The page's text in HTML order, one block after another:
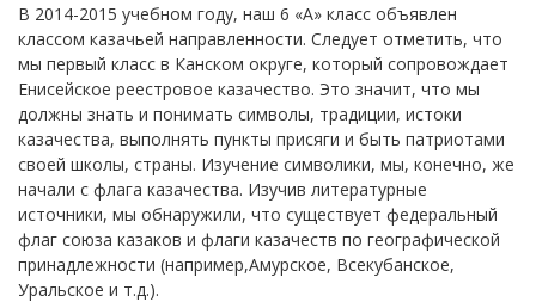
В 2014-2015 учебном году, наш 6 «А» класс объявлен
классом казачьей направленности. Следует отметить, что
мы первый класс в Канском округе, который сопровождает
Енисейское реестровое казачество. Это значит, что мы
должны знать и понимать символы, традиции, истоки
казачества, выполнять пункты присяги и быть патриотами
своей школы, страны. Изучение символики, мы, конечно, же
начали с флага казачества. Изучив литературные
источники, мы обнаружили, что существует федеральный
флаг союза казаков и флаги казачеств по географической
принадлежности (например,Амурское, Всекубанское,
Уральское и т.д.).